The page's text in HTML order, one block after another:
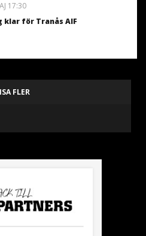
17:30
klar för Tranås AIF
FLER